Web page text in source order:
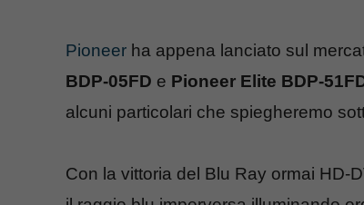
Pioneer ha appena lanciato sul
BDP-05FD e Pioneer Elite BDP-
alcuni particolari che spiegheremo
Con la vittoria del Blu Ray ormai HD-